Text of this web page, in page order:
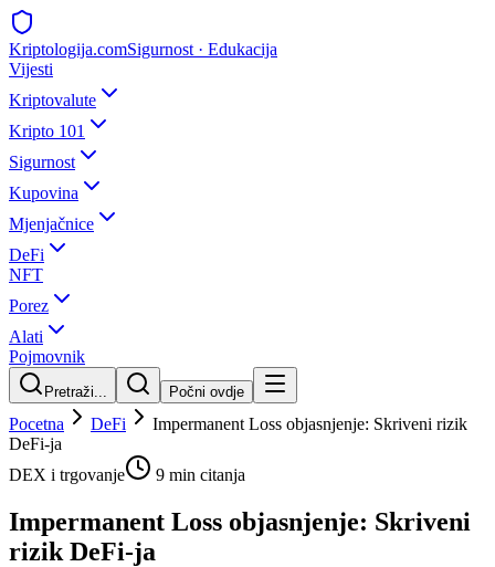
Kriptologija.comSigurnost · Edukacija
Vijesti
Kriptovalute
Kripto 101
Sigurnost
Kupovina
Mjenjačnice
DeFi
NFT
Porez
Alati
Pojmovnik
Pretraži... Počni ovdje
Pocetna DeFi
Impermanent Loss objasnjenje: Skriveni rizik
DeFi-ja
DEX i trgovanje
9 min citanja
Impermanent Loss objasnjenje: Skriveni
rizik DeFi-ja